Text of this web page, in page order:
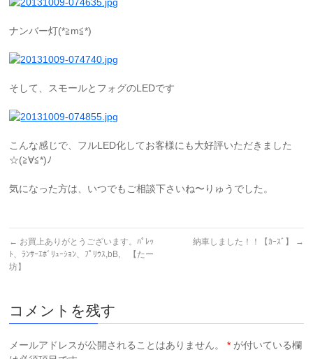
ナンバー灯(*≧m≦*)
そして、スモールとフォグのLEDです
こんな感じで、フルLED化してお客様にも大好評いただきました
☆(≧∀≦*)ﾉ
気になった方は、いつでもご相談下さいね〜りゅうでした。
← お買上ありがとうございます。ﾊﾟﾚｯ
ﾄ、ﾗﾝｻｰｴﾎﾞﾘｭｰｼｮﾝ、ﾌﾟﾘｳｽ,bB, 【たー
坊】
納車しました！！【ｶｰｽﾞ】 →
コメントを残す
メールアドレスが公開されることはありません。 * が付いている欄